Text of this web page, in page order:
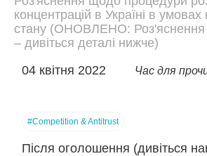
концентрацій в Україні в умовах
стану (ОНОВЛЕНО: Роз'яснення
– дивіться деталі нижче)
04 квітня 2022
Час для
#Competition & Antitrust
Після оголошення (дивіться